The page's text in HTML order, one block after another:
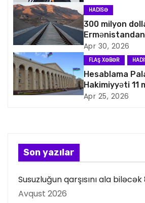
i
q
a
s
a
ı
HADISƏ
300 milyon
Ermənistandan
Apr 30, 2026
FLAŞ XƏBƏR
Hesablama
Hakimiyyəti 11
artıq xərcləyib
Apr 25, 2026
Son yazılar
Susuzluğun qarşısını ala
Avqust 2026